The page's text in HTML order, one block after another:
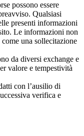
possono essere
Qualsiasi
presenti informazioni
Le informazioni non
una sollecitazione
da diversi exchange e
valore e tempestività
con l’ausilio di
verifica e